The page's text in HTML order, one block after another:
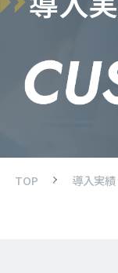
TOP 導入実績